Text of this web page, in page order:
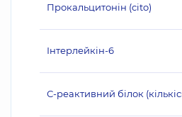
Прокальцитонін (cito)
Інтерлейкін-6
С-реактивний білок